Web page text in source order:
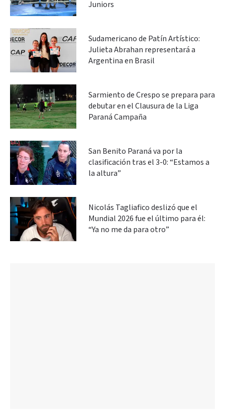
Juniors
Sudamericano de Patín Artístico:
Julieta Abrahan representará a
Argentina en Brasil
Sarmiento de Crespo se prepara para
debutar en el Clausura de la Liga
Paraná Campaña
San Benito Paraná va por la
clasificación tras el 3-0: “Estamos a
la altura”
Nicolás Tagliafico deslizó que el
Mundial 2026 fue el último para él:
“Ya no me da para otro”